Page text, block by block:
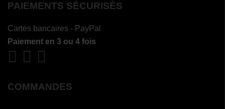
PAIEMENTS SÉCURISÉS
Cartes bancaires - PayPal
Paiement en 3 ou 4 fois
COMMANDES